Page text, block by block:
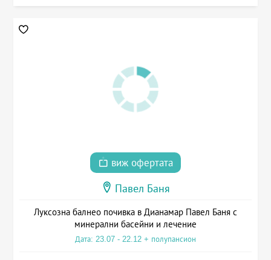
виж офертата
Павел Баня
Луксозна балнео почивка в Дианамар Павел Баня с
минерални басейни и лечение
Дата: 23.07 - 22.12 + полупансион